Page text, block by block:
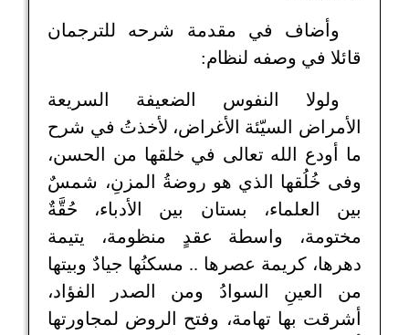
وأضاف في مقدمة شرحه للترجمان
قائلا في وصفه لنظام:
ولولا النفوس الضعيفة السريعة
الأمراض السيّئة الأغراض، لأخذتُ في شرح
ما أودع الله تعالى في خلقها من الحسن،
وفى خُلُقها الذي هو روضةُ المزنِ، شمسٌ
بين العلماء، بستان بين الأدباء، حُقَّةٌ
مختومة، واسطة عقدٍ منظومة، يتيمة
دهرها، كريمة عصرها .. مسكنُها جيادٌ وبيتها
من العينِ السوادُ ومن الصدر الفؤاد،
أشرقت بها تهامة، وفتح الروض لمجاورتها